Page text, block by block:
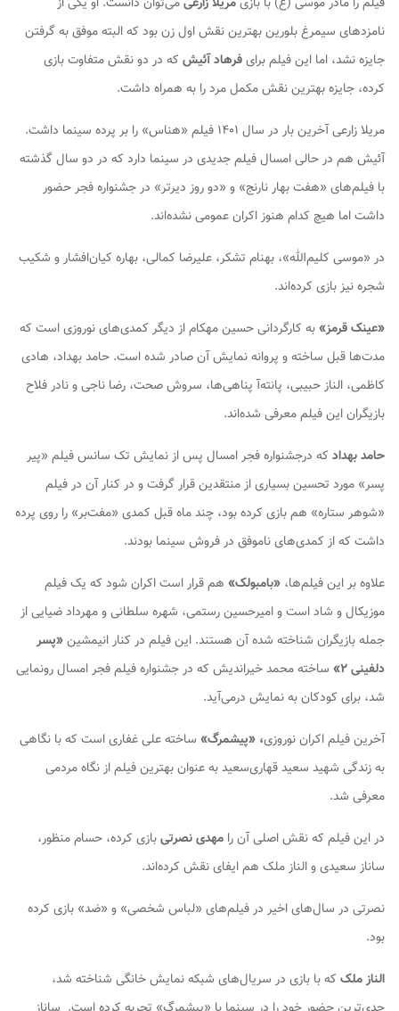
نامزدهای سیمرغ بلورین بهترین نقش اول زن بود که البته موفق به گرفتن
جایزه نشد، اما این فیلم برایفرهاد آئیش که در دو نقش متفاوت بازی
کرده، جایزه بهترین نقش مکمل مرد را به همراه داشت.
مریلا زارعی آخرین بار در سال ۱۴۰۱ فیلم «هناس» را بر پرده سینما داشت.
آئیش هم در حالی امسال فیلم جدیدی در سینما دارد که در دو سال گذشته
با فیلم‌های «هفت بهار نارنج» و «دو روز دیرتر» در جشنواره فجر حضور
داشت اما هیچ کدام هنوز اکران عمومی نشده‌اند.
در «موسی کلیم‌الله»، بهنام تشکر، علیرضا کمالی، بهاره کیان‌افشار و شکیب
شجره نیز بازی کرده‌اند.
«عینک قرمز»به کارگردانی حسین مهکام از دیگر کمدی‌های نوروزی است که
مدت‌ها قبل ساخته و پروانه نمایش آن صادر شده است. حامد بهداد، هادی
کاظمی، الناز حبیبی، پانته‌آ پناهی‌ها، سروش صحت، رضا ناجی و نادر فلاح
بازیگران این فیلم معرفی شده‌اند.
حامد بهداد که درجشنواره فجر امسال پس از نمایش تک سانس فیلم «پیر
پسر» مورد تحسین بسیاری از منتقدین قرار گرفت و در کنار آن در فیلم
«شوهر ستاره» هم بازی کرده بود، چند ماه قبل کمدی «مفت‌بر» را روی پرده
داشت که از کمدی‌های ناموفق در فروش سینما بودند.
علاوه بر این فیلم‌ها، «بامبولک» هم قرار است اکران شود که یک فیلم
موزیکال و شاد است و امیرحسین رستمی، شهره سلطانی و مهرداد ضیایی از
جمله بازیگران شناخته شده آن هستند. این فیلم در کنار انیمشین«پسر
دلفینی ۲»
ساخته محمد خیراندیش که در جشنواره فیلم فجر امسال رونمایی
شد، برای کودکان به نمایش درمی‌آید.
آخرین فیلم اکران نوروزی، «پیشمرگ» ساخته علی غفاری است که با نگاهی
به زندگی شهید سعید قهاری‌سعید به عنوان بهترین فیلم از نگاه مردمی
معرفی شد.
در این فیلم که نقش اصلی آن را مهدی نصرتیبازی کرده، حسام منظور،
ساناز سعیدی و الناز ملک هم ایفای نقش کرده‌اند.
نصرتی در سال‌های اخیر در فیلم‌های «لباس شخصی» و «ضد» بازی کرده
بود.
الناز ملک که با بازی در سریال‌های شبکه نمایش خانگی شناخته شد،